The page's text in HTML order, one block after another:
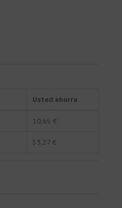
Usted ahorra
10,65 €
53,27 €